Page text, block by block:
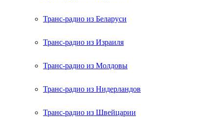
Транс-радио из Беларуси
Транс-радио из Израиля
Транс-радио из Молдовы
Транс-радио из Нидерландов
Транс-радио из Швейцарии